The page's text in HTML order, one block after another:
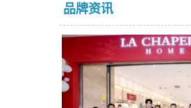
品牌资讯